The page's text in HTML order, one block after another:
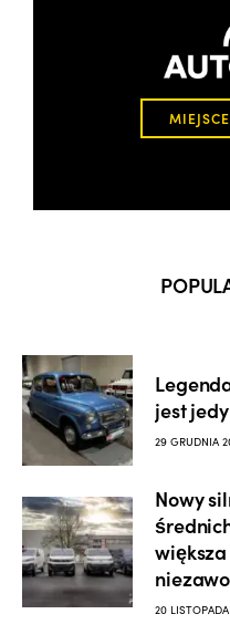
jest
29 GRUDNIA
Nowy
20